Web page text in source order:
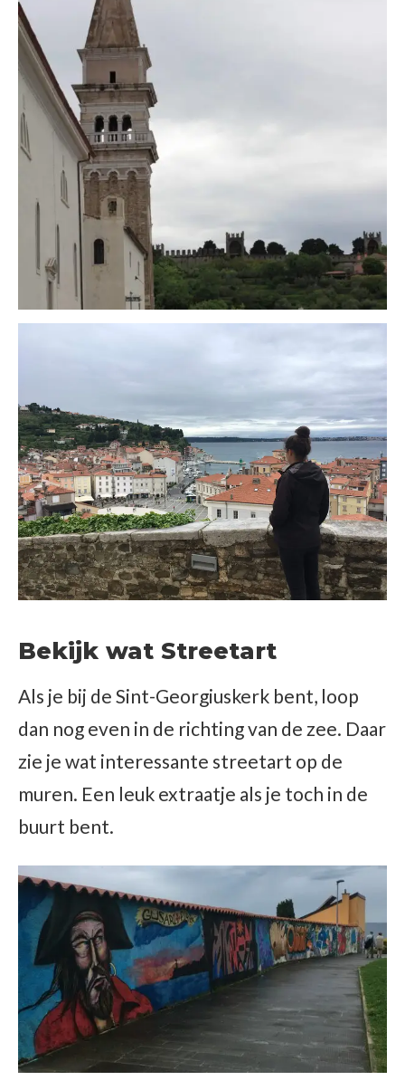
Bekijk wat Streetart
Als je bij de Sint-Georgiuskerk bent, loop
dan nog even in de richting van de zee. Daar
zie je wat interessante streetart op de
muren. Een leuk extraatje als je toch in de
buurt bent.